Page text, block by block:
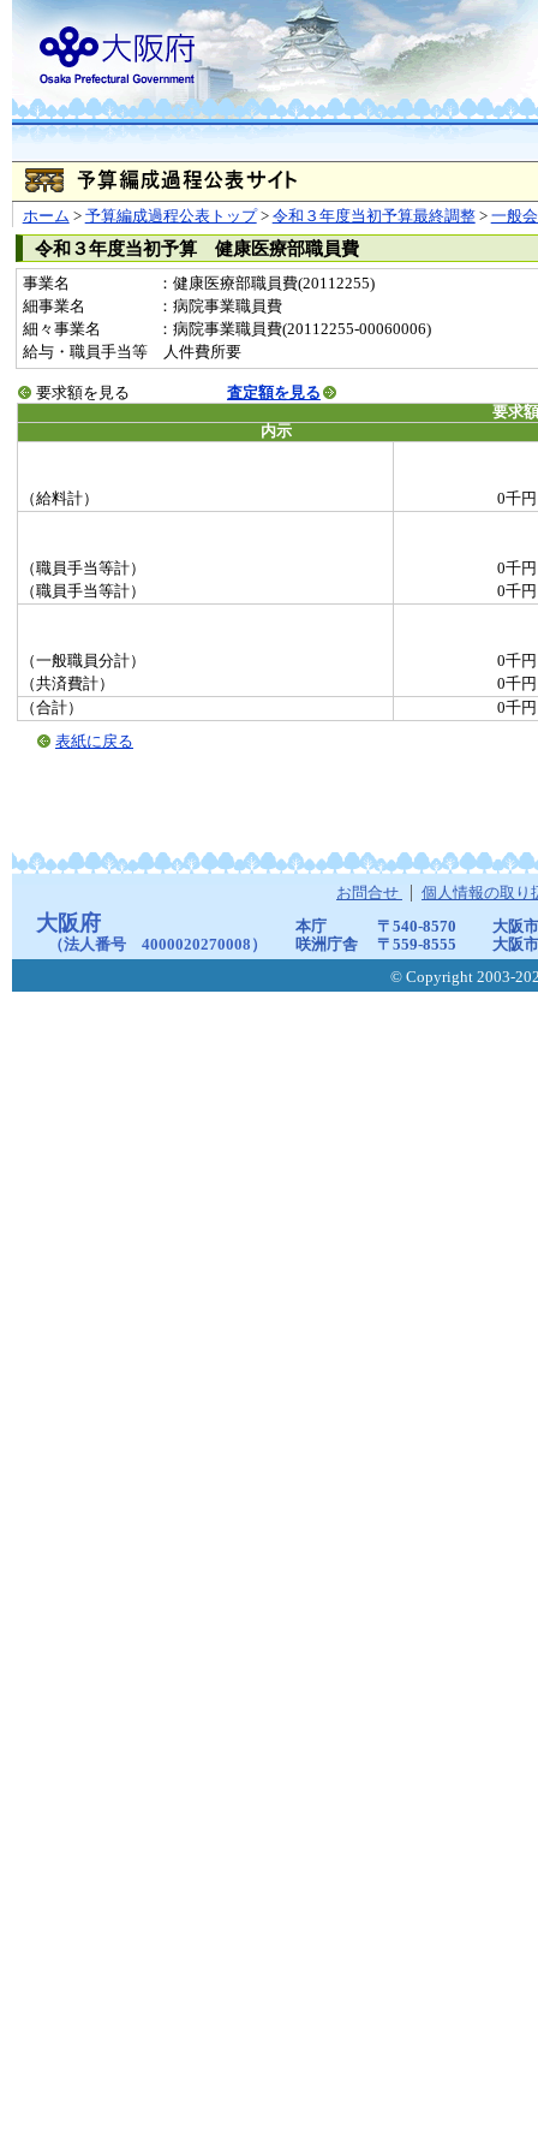
ホーム > 予算編成過程公表トップ> 令和３年度当初予算最終調整> 一般
令和３年度当初予算 健康医療部職員費
事業名
：健康医療部職員費(20112255)
細事業名
：病院事業職員費
細々事業名
：病院事業職員費(20112255-00060006)
給与・職員手当等 人件費所要
要求額を見る
査定額を見る
要求
内示
（給料計） 0千円
（職員手当等計）
0千円
（職員手当等計）
0千円
（一般職員分計）
0千円
（共済費計）
0千円
（合計）
0千円
表紙に戻る
お問合せ 個人情報の取り
大阪府
（法人番号 4000020270008）
本庁 〒540-8570
大阪
咲洲庁舎
〒559-8555
大阪
© Copyright 2003-